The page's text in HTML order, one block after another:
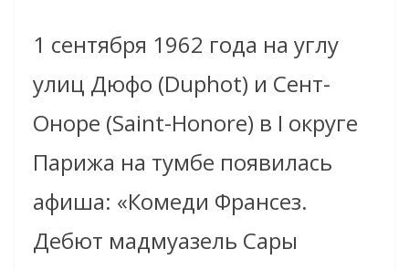
1 сентября 1962 года на углу
улиц Дюфо (Duphot) и Сент-
Оноре (Saint-Honorе) в I округе
Парижа на тумбе появилась
афиша: «Комеди Франсез.
Дебют мадмуазель Сары